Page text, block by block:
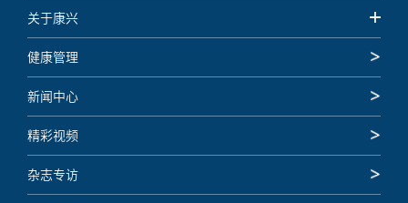
关于康兴
健康管理
新闻中心
精彩视频
杂志专访